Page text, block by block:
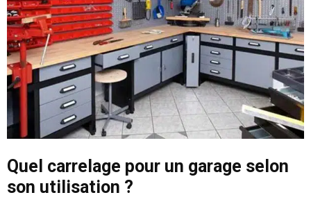
Quel carrelage pour un garage selon
son utilisation ?